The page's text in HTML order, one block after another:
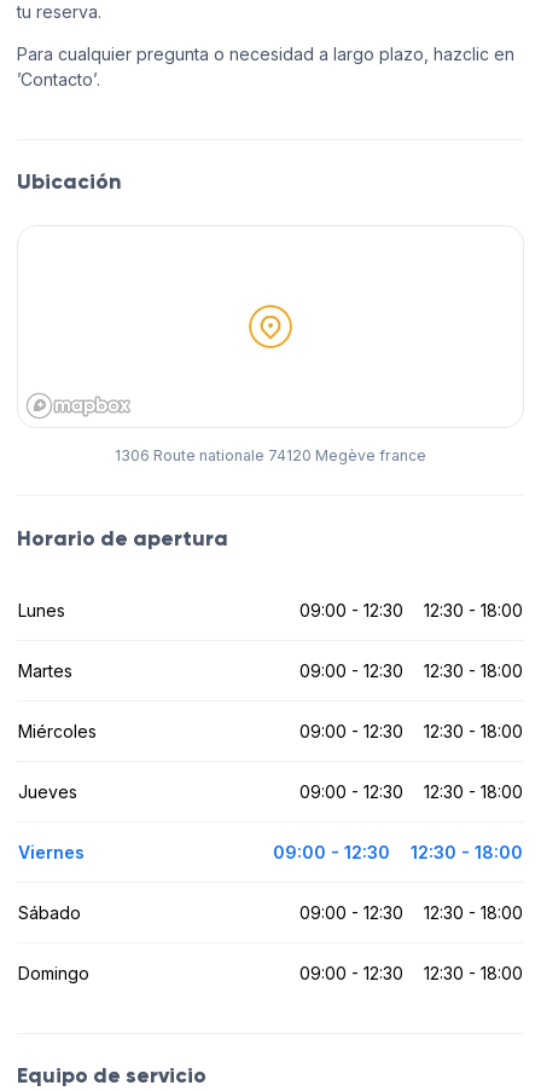
tu reserva.
Para cualquier pregunta o necesidad a largo plazo, hazclic en
’Contacto’.
Ubicación
1306 Route nationale 74120 Megève france
Horario de apertura
Lunes 09:00 - 12:30 12:30 - 18:00
Martes 09:00 - 12:30 12:30 - 18:00
Miércoles 09:00 - 12:30 12:30 - 18:00
Jueves 09:00 - 12:30 12:30 - 18:00
Viernes 09:00 - 12:30 12:30 - 18:00
Sábado 09:00 - 12:30 12:30 - 18:00
Domingo 09:00 - 12:30 12:30 - 18:00
Equipo de servicio